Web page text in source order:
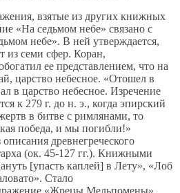
взятые из других книжных
«На седьмом небе» связано с
небе». В ней утверждается,
из семи сфер. Коран,
ее представлением, что на
царство небесное. «Отошел в
в царство небесное. Изречение
к 279 г. до н. э., когда эпирский
в битве с римлянами, то
победа, и мы погибли!»
древнегреческого
(ок. 45‑127 гг.). Книжными
[упасть каплей] в Лету», «Лоб
Стало